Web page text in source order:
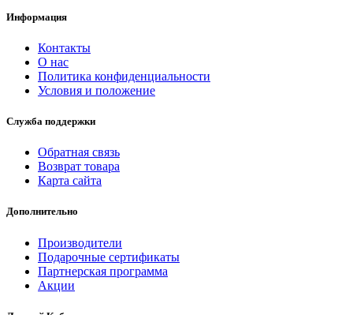
Информация
Контакты
О нас
Политика конфиденциальности
Условия и положение
Служба поддержки
Обратная связь
Возврат товара
Карта сайта
Дополнительно
Производители
Подарочные сертификаты
Партнерская программа
Акции